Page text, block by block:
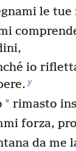
le tue
io
y
*rimasto
forza,
da me